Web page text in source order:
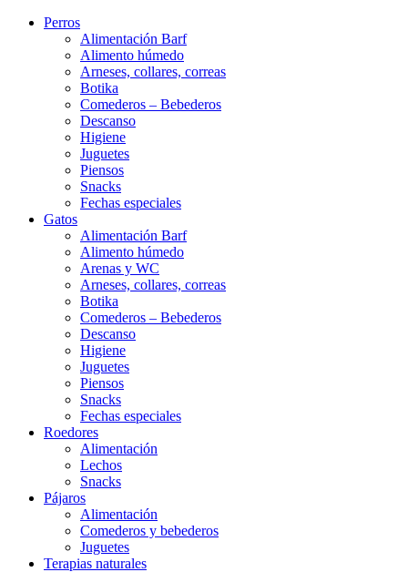
Perros
Alimentación Barf
Alimento húmedo
Arneses, collares, correas
Botika
Comederos – Bebederos
Descanso
Higiene
Juguetes
Piensos
Snacks
Fechas especiales
Gatos
Alimentación Barf
Alimento húmedo
Arenas y WC
Arneses, collares, correas
Botika
Comederos – Bebederos
Descanso
Higiene
Juguetes
Piensos
Snacks
Fechas especiales
Roedores
Alimentación
Lechos
Snacks
Pájaros
Alimentación
Comederos y bebederos
Juguetes
Terapias naturales